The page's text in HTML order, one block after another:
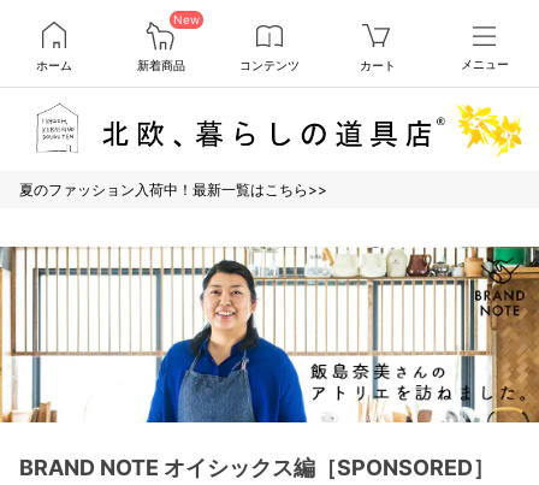
ホーム
New
新着商品 コンテンツ カート メニュー
夏のファッション入荷中！最新一覧はこちら>>
BRAND NOTE オイシックス編［SPONSORED］